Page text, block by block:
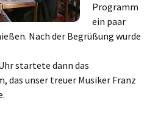
Programm
ein paar
Nach der Begrüßung wurde
startete dann das
unser treuer Musiker Franz